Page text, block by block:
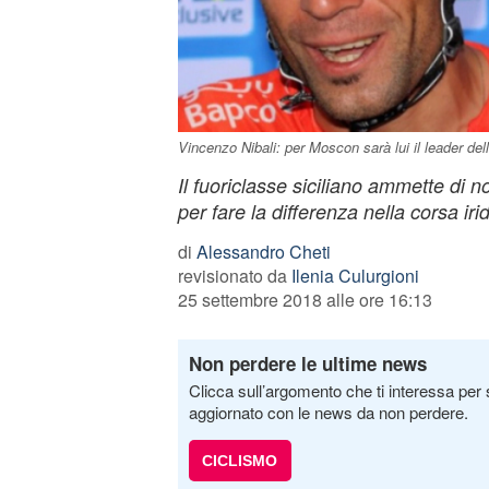
Vincenzo Nibali: per Moscon sarà lui il leader
Il fuoriclasse siciliano ammette di
per fare la differenza nella corsa
di Alessandro Cheti
revisionato da Ilenia Culurgioni
25 settembre 2018 alle ore 16:13
Non perdere le ultime news
Clicca sull’argomento che ti interessa
aggiornato con le news da non perdere.
CICLISMO